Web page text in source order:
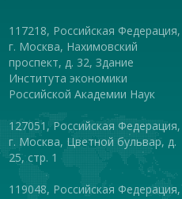
117218, Российская Федерация,
г. Москва, Нахимовский
проспект, д. 32, Здание
Института экономики
Российской Академии Наук
127051, Российская Федерация,
г. Москва, Цветной бульвар, д.
25, стр. 1
119048, Российская Федерация,